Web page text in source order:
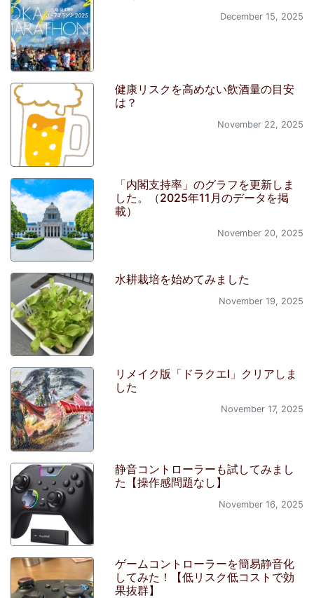
December 15, 2025
健康リスクを高めない飲酒量の目安
は？
November 22, 2025
「内閣支持率」のグラフを更新しま
した。（2025年11月のデータを掲
載）
November 20, 2025
水耕栽培を始めてみました
November 19, 2025
リメイク版「ドラクエI」クリアしま
した
November 17, 2025
静音コントローラーも試してみまし
た【操作感問題なし】
November 16, 2025
ゲームコントローラーを簡易静音化
してみた！【低リスク低コストで効
果抜群】